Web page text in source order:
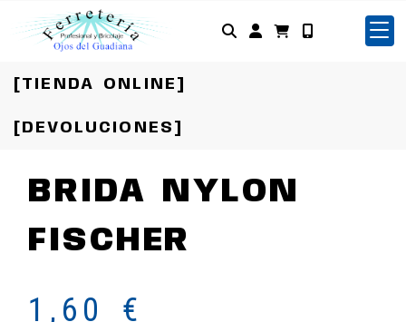
Identifícate
[TIENDA ONLINE]
[DEVOLUCIONES]
BRIDA NYLON
FISCHER
1,60 €